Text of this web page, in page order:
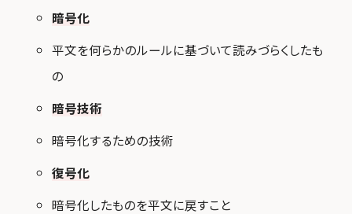
暗号化
平文を何らかのルールに基づいて読みづらくしたも
の
暗号技術
暗号化するための技術
復号化
暗号化したものを平文に戻すこと